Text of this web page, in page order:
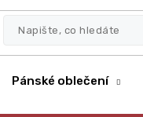
Pánské oblečení